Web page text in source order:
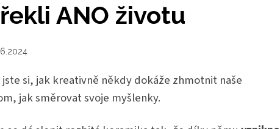
ANO životu
si, jak kreativně někdy dokáže zhmotnit naše
jak směrovat svoje myšlenky.